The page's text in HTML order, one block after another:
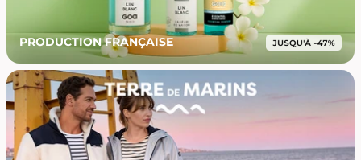
PRODUCTION FRANÇAISE